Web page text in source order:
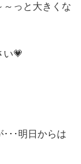
～っと大きくな
い💗
･･明日からは